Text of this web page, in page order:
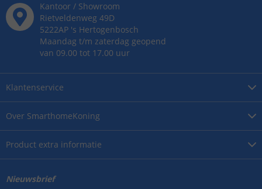
Over SmarthomeKoning
Product extra informatie
Klantenservice
Kantoor / Showroom
Rietveldenweg 49D
5222AP 's Hertogenbosch
Maandag t/m zaterdag geopend
van 09.00 tot 17.00 uur
Nieuwsbrief